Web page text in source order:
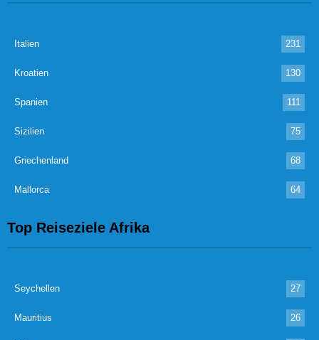
Italien 231
Kroatien 130
Spanien 111
Sizilien 75
Griechenland 68
Mallorca 64
Top Reiseziele Afrika
Seychellen 27
Mauritius 26